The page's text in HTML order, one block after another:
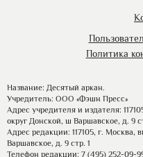
Политика
Название: Десятый аркан.
Учредитель: ООО «Фэшн Пресс»
Адрес учредителя и издателя:
округ Донской, ш Варшавское, д. 9
Адрес редакции: 117105, г.
Варшавское, д. 9 стр. 1
Телефон редакции: 7 (495) 252-09-